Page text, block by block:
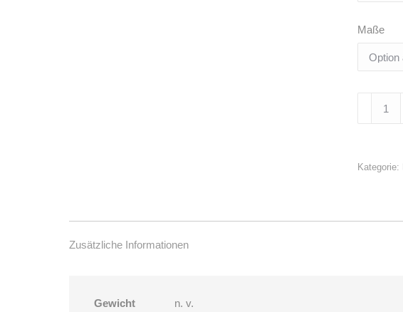
Maße
Kategorie:
Zusätzliche Informationen
Gewicht n. v.